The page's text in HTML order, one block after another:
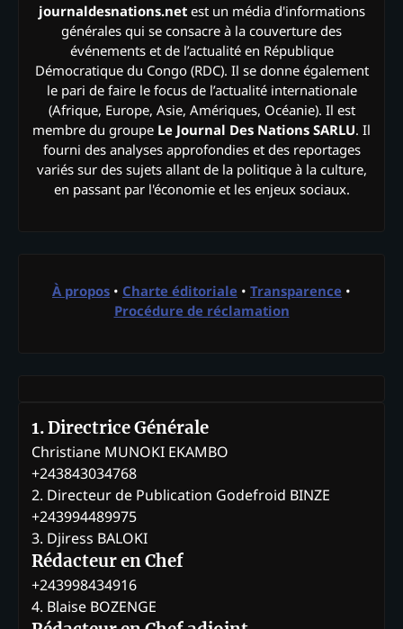
journaldesnations.netest un média d'informations
générales qui se consacre à la couverture des
événements et de l’actualité en République
Démocratique du Congo (RDC). Il se donne également
le pari de faire le focus de l’actualité internationale
(Afrique, Europe, Asie, Amériques, Océanie). Il est
membre du groupe Le Journal Des Nations SARLU. Il
fourni des analyses approfondies et des reportages
variés sur des sujets allant de la politique à la culture,
en passant par l'économie et les enjeux sociaux.
À propos • Charte éditoriale • Transparence •
Procédure de réclamation
1. Directrice Générale
Christiane MUNOKI EKAMBO
+243843034768
2. Directeur de Publication Godefroid BINZE
+243994489975
3. Djiress BALOKI
Rédacteur en Chef
+243998434916
4. Blaise BOZENGE